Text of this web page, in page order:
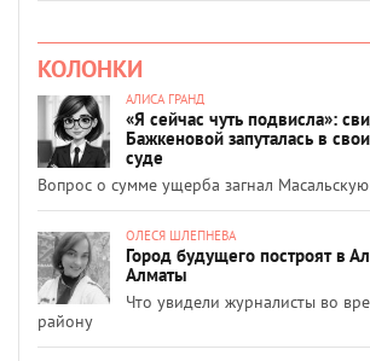
КОЛОНКИ
АЛИСА ГРАНД
«Я сейчас чуть подвисла»:
Бажкеновой запуталась в
суде
Вопрос о сумме ущерба загнал Масальскую
ОЛЕСЯ ШЛЕПНЕВА
Город будущего построят в
Алматы
Что увидели журналисты во
району